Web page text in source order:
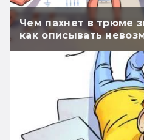
Чем пахнет в трюме
как описывать